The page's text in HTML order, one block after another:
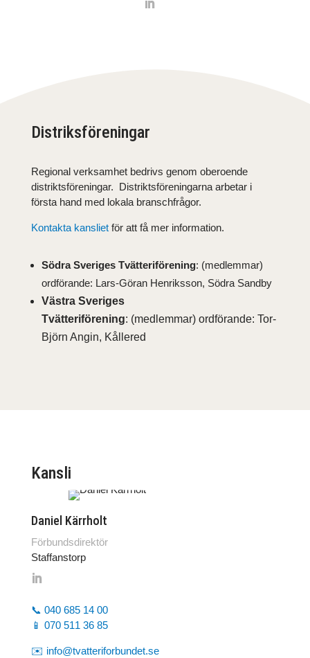
Distriksföreningar
Regional verksamhet bedrivs genom oberoende
distriktsföreningar. Distriktsföreningarna arbetar i
första hand med lokala branschfrågor.
Kontakta kanslietför att få mer information.
Södra Sveriges Tvätteriförening: (medlemmar)
ordförande: Lars-Göran Henriksson, Södra Sandby
Västra Sveriges
Tvätteriförening: (medlemmar) ordförande: Tor-
Björn Angin, Kållered
Kansli
Daniel Kärrholt
Förbundsdirektör
Staffanstorp
📞 040 685 14 00
📱 070 511 36 85
✉️ info@tvatteriforbundet.se